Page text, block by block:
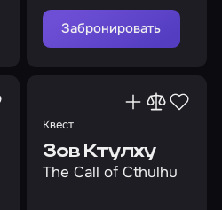
Забронировать
Квест
Зов Ктулху
The Call of Cthulhu